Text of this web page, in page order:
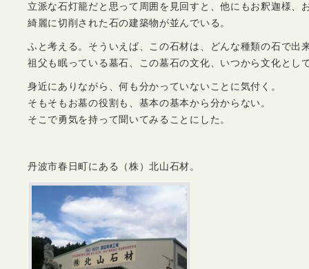
立派な石灯籠だと思って周囲を見回すと、他にもお釈迦様、
綺麗に切削された石の建築物が並んでいる。
ふと考える。そういえば、この石材は、どんな種類の石で出
祖父も眠っている墓石、この墓石の文化、いつから文化とし
身近にありながら、何も分かっていないことに気付く。
そもそもお墓の役割も、基本の基本から分からない。
そこで勇気を持って聞いてみることにした。
丹波市春日町にある（株）北山石材。